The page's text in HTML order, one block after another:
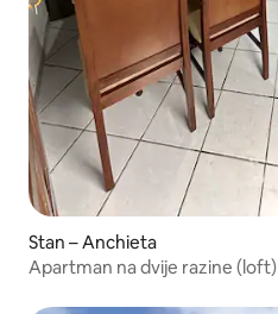
Stan – Anchieta
Apartman na dvije razine (loft)